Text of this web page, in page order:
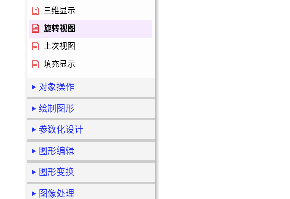
三维显示
旋转视图
上次视图
填充显示
对象操作
绘制图形
参数化设计
图形编辑
图形变换
图像处理